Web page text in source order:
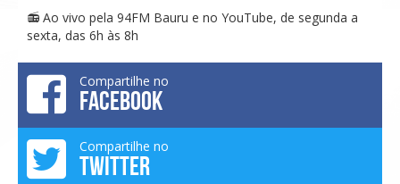
📻 Ao vivo pela 94FM Bauru e no YouTube, de segunda a
sexta, das 6h às 8h
Compartilhe no
FACEBOOK
Compartilhe no
TWITTER